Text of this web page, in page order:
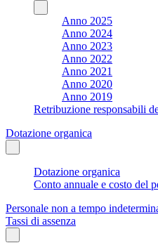
Anno 2025
Anno 2024
Anno 2023
Anno 2022
Anno 2021
Anno 2020
Anno 2019
Retribuzione responsabili
Dotazione organica
Dotazione organica
Conto annuale e costo del
Personale non a tempo
Tassi di assenza